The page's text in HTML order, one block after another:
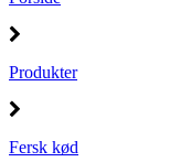
Produkter
Fersk kød